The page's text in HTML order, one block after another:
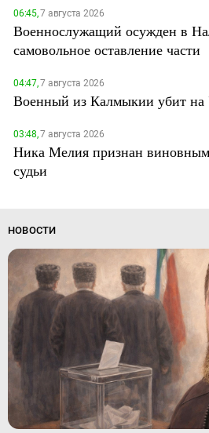
06:45,7 августа 2026
Военнослужащий осужден в
самовольное оставление части
04:47,7 августа 2026
Военный из Калмыкии убит на
03:48,7 августа 2026
Ника Мелия признан
судьи
НОВОСТИ